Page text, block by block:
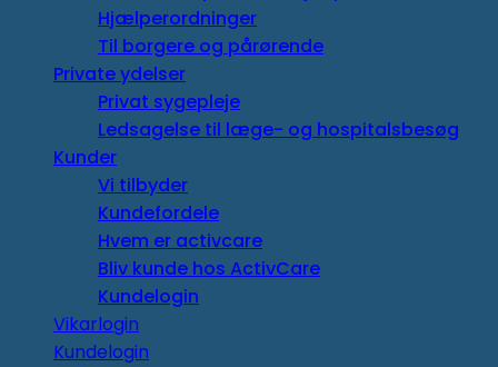
Hjælperordninger
Til borgere og pårørende
Private ydelser
Privat sygepleje
Ledsagelse til læge- og hospitalsbesøg
Kunder
Vi tilbyder
Kundefordele
Hvem er activcare
Bliv kunde hos ActivCare
Kundelogin
Vikarlogin
Kundelogin